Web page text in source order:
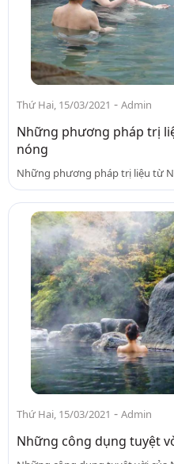
Thứ Hai, 15/03/2021 - Admin
Những phương pháp trị
nóng
Những phương pháp trị liệu từ
Thứ Hai, 15/03/2021 - Admin
Những công dụng tuyệt